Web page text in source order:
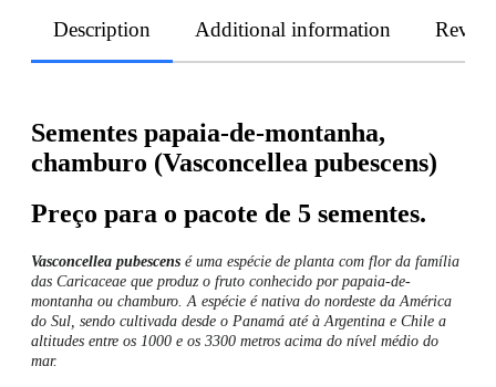
Description Additional information
Sementes papaia-de-montanha,
chamburo (Vasconcellea pubescens)
Preço para o pacote de 5 sementes.
Vasconcellea pubescens é uma espécie de planta com flor da família
das Caricaceae que produz o fruto conhecido por papaia-de-
montanha ou chamburo. A espécie é nativa do nordeste da América
do Sul, sendo cultivada desde o Panamá até à Argentina e Chile a
altitudes entre os 1000 e os 3300 metros acima do nível médio do
mar.